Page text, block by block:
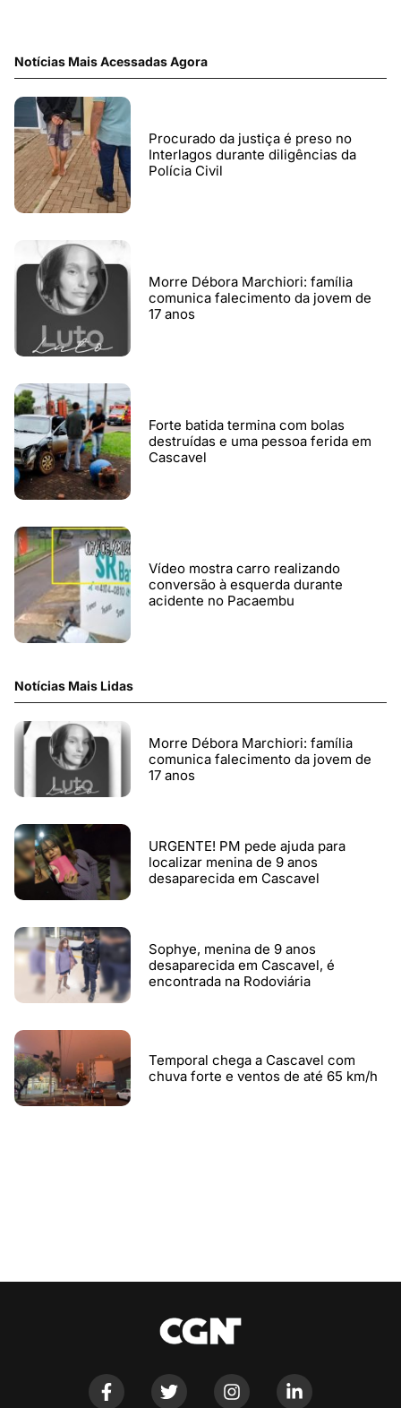
Notícias Mais Acessadas Agora
Procurado da justiça é preso no
Interlagos durante diligências da
Polícia Civil
Morre Débora Marchiori: família
comunica falecimento da jovem de
17 anos
Forte batida termina com bolas
destruídas e uma pessoa ferida em
Cascavel
Vídeo mostra carro realizando
conversão à esquerda durante
acidente no Pacaembu
Notícias Mais Lidas
Morre Débora Marchiori: família
comunica falecimento da jovem de
17 anos
URGENTE! PM pede ajuda para
localizar menina de 9 anos
desaparecida em Cascavel
Sophye, menina de 9 anos
desaparecida em Cascavel, é
encontrada na Rodoviária
Temporal chega a Cascavel com
chuva forte e ventos de até 65 km/h